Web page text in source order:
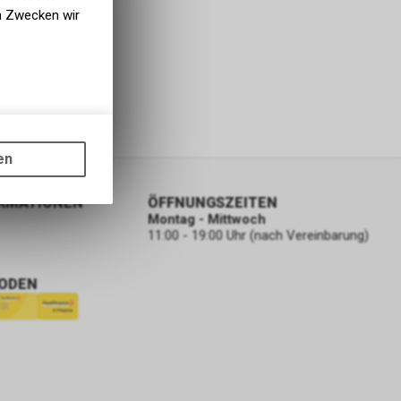
ÖFFNUNGSZEITEN
Montag - Mittwoch
11:00 - 19:00 Uhr (nach Vereinbarung)
Zwecken wir
wie die
die